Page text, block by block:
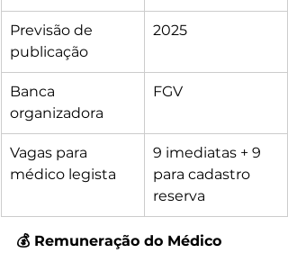
Previsão de
publicação
2025
Banca
organizadora
FGV
Vagas para
médico legista
9 imediatas + 9
para cadastro
reserva
💰 Remuneração do Médico